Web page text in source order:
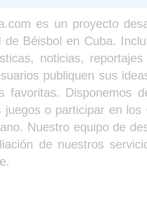
es un proyecto
de Béisbol en Cuba.
noticias,
publiquen sus
favoritas. Disponemos
juegos o participar en
Nuestro equipo de
de nuestros